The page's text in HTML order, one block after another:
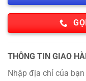
THÔNG TIN GIAO
Nhập địa chỉ của